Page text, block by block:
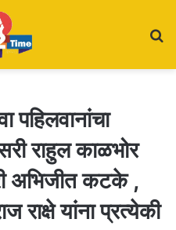
पहिलवानांचा
राहुल काळभोर
अभिजीत कटके ,
राक्षे यांना प्रत्येकी